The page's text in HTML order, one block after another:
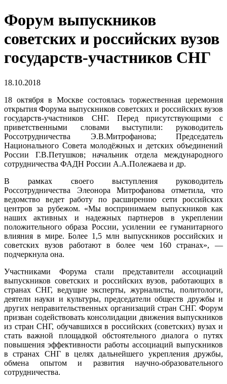
Форум выпускников
советских и российских вузов
государств-участников СНГ
18.10.2018
18 октября в Москве состоялась торжественная церемония
открытия Форума выпускников советских и российских вузов
государств-участников СНГ. Перед присутствующими с
приветственными словами выступили: руководитель
Россотрудничества Э.В.Митрофанова; Председатель
Национального Совета молодёжных и детских объединений
России Г.В.Петушков; начальник отдела международного
сотрудничества ФАДН России А.А.Полежаева и др.
В рамках своего выступления руководитель
Россотрудничества Элеонора Митрофанова отметила, что
ведомство ведет работу по расширению сети российских
центров за рубежом. «Мы воспринимаем выпускников как
наших активных и надежных партнеров в укреплении
положительного образа России, усилении ее гуманитарного
влияния в мире. Более 1,5 млн выпускников российских и
советских вузов работают в более чем 160 странах», —
подчеркнула она.
Участниками Форума стали представители ассоциаций
выпускников советских и российских вузов, работающих в
странах СНГ, ведущие эксперты, журналисты, политологи,
деятели науки и культуры, председатели обществ дружбы и
других неправительственных организаций стран СНГ. Форум
призван содействовать консолидации движения выпускников
из стран СНГ, обучавшихся в российских (советских) вузах и
стать важной площадкой обстоятельного диалога о путях
повышения эффективности работы ассоциаций выпускников
в странах СНГ в целях дальнейшего укрепления дружбы,
обмена опытом и развития научно-образовательного
сотрудничества.